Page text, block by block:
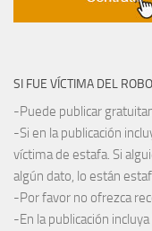
SI FUE VÍCTIMA DEL
-Puede publicar
-Si en la publicación
víctima de estafa. Si
algún dato, lo están
-Por favor no ofrezca
-En la publicación